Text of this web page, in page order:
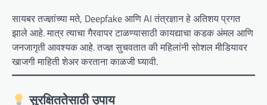
सायबर तज्ज्ञांच्या मते, Deepfake आणि AI तंत्रज्ञान हे अतिशय प्रगत
झाले आहे. मात्र त्याचा गैरवापर टाळण्यासाठी कायद्याचा कडक अंमल आणि
जनजागृती आवश्यक आहे. तज्ज्ञ सुचवतात की महिलांनी सोशल मीडियावर
खाजगी माहिती शेअर करताना काळजी घ्यावी.
सुरक्षिततेसाठी उपाय